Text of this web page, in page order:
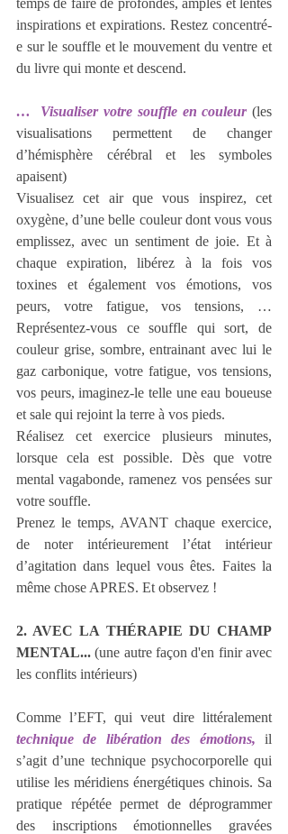
temps de faire de profondes, amples et lentes
inspirations et expirations. Restez concentré-
e sur le souffle et le mouvement du ventre et
du livre qui monte et descend.
…  Visualiser votre souffle en couleur (les
visualisations permettent de changer
d’hémisphère cérébral et les symboles
apaisent)
Visualisez cet air que vous inspirez, cet
oxygène, d’une belle couleur dont vous vous
emplissez, avec un sentiment de joie. Et à
chaque expiration, libérez à la fois vos
toxines et également vos émotions, vos
peurs, votre fatigue, vos tensions, …
Représentez-vous ce souffle qui sort, de
couleur grise, sombre, entrainant avec lui le
gaz carbonique, votre fatigue, vos tensions,
vos peurs, imaginez-le telle une eau boueuse
et sale qui rejoint la terre à vos pieds.
Réalisez cet exercice plusieurs minutes,
lorsque cela est possible. Dès que votre
mental vagabonde, ramenez vos pensées sur
votre souffle.
Prenez le temps, AVANT chaque exercice,
de noter intérieurement l’état intérieur
d’agitation dans lequel vous êtes. Faites la
même chose APRES. Et observez !
2. AVEC LA THÉRAPIE DU CHAMP
MENTAL... (une autre façon d'en finir avec
les conflits intérieurs)
technique de libération des émotions, il
s’agit d’une technique psychocorporelle qui
utilise les méridiens énergétiques chinois. Sa
pratique répétée permet de déprogrammer
des inscriptions émotionnelles gravées